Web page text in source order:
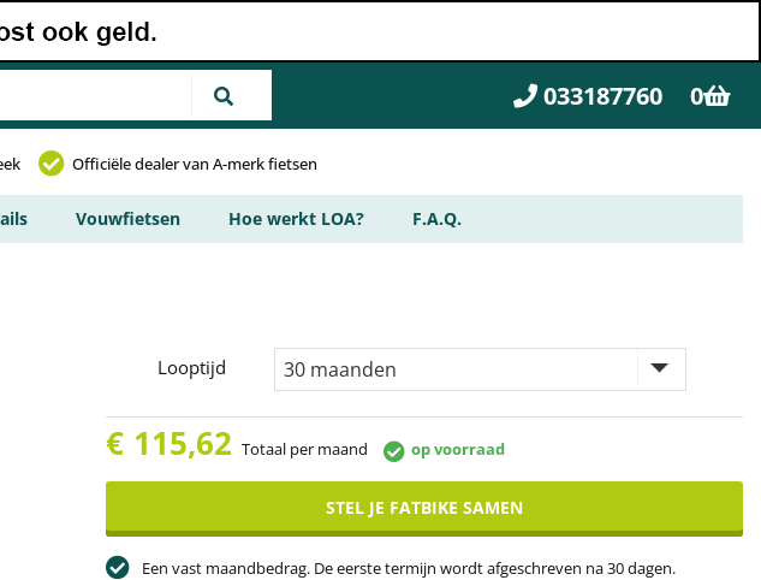
033187760 0
Officiële dealer van A-merk fietsen
Vouwfietsen Hoe werkt LOA? F.A.Q.
Looptijd
€ 115,62 Totaal per maand op voorraad
STEL JE FATBIKE SAMEN
Een vast maandbedrag. De eerste termijn wordt afgeschreven na 30 dagen.